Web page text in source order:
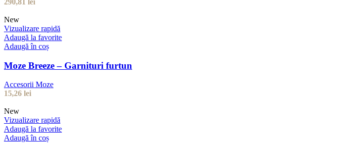
New
Vizualizare rapidă
Adaugă la favorite
Adaugă în coș
Moze Breeze – Garnituri furtun
Accesorii Moze
15,26 lei
New
Vizualizare rapidă
Adaugă la favorite
Adaugă în coș